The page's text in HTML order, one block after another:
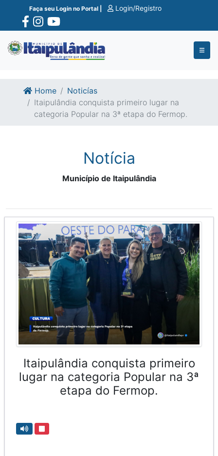
Ir para o conte�do
Ir para o fim do conte�do
Faça seu Login no Portal | Login/Registro
Home
Noticías
Itaipulândia conquista primeiro lugar na
categoria Popular na 3ª etapa do Fermop.
Notícia
Município de Itaipulândia
Itaipulândia conquista primeiro
lugar na categoria Popular na 3ª
etapa do Fermop.